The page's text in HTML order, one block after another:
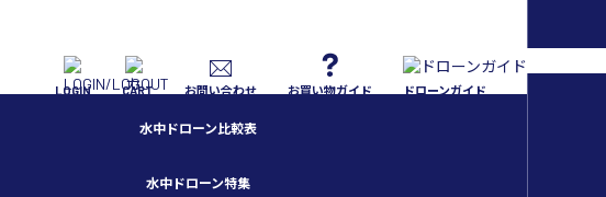
LOGIN CART お問い合わせ お買い物ガイド ドローンガイド
水中ドローン比較表
水中ドローン特集